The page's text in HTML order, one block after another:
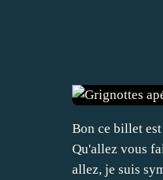
Bon ce billet
Qu'allez vous
allez, je suis